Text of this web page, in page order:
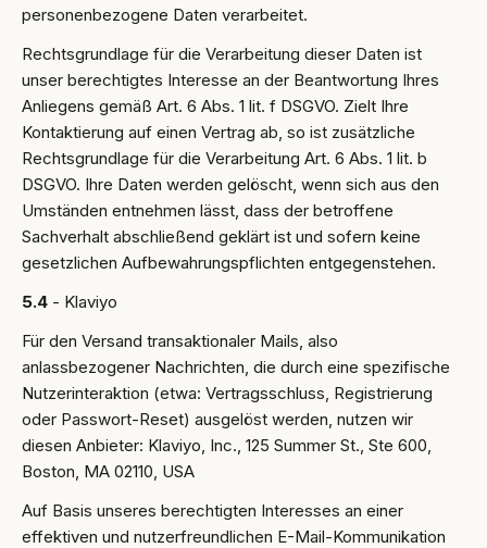
personenbezogene Daten verarbeitet.
Rechtsgrundlage für die Verarbeitung dieser Daten ist
unser berechtigtes Interesse an der Beantwortung Ihres
Anliegens gemäß Art. 6 Abs. 1 lit. f DSGVO. Zielt Ihre
Kontaktierung auf einen Vertrag ab, so ist zusätzliche
Rechtsgrundlage für die Verarbeitung Art. 6 Abs. 1 lit. b
DSGVO. Ihre Daten werden gelöscht, wenn sich aus den
Umständen entnehmen lässt, dass der betroffene
Sachverhalt abschließend geklärt ist und sofern keine
gesetzlichen Aufbewahrungspflichten entgegenstehen.
5.4 - Klaviyo
Für den Versand transaktionaler Mails, also
anlassbezogener Nachrichten, die durch eine spezifische
Nutzerinteraktion (etwa: Vertragsschluss, Registrierung
oder Passwort-Reset) ausgelöst werden, nutzen wir
diesen Anbieter: Klaviyo, Inc., 125 Summer St., Ste 600,
Boston, MA 02110, USA
Auf Basis unseres berechtigten Interesses an einer
effektiven und nutzerfreundlichen E-Mail-Kommunikation